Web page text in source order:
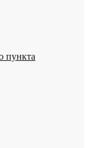
пункта